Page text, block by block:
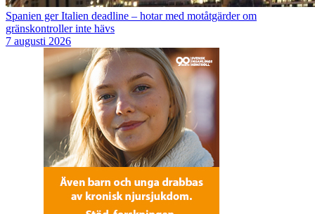
Spanien ger Italien deadline – hotar med motåtgärder om
gränskontroller inte hävs
7 augusti 2026